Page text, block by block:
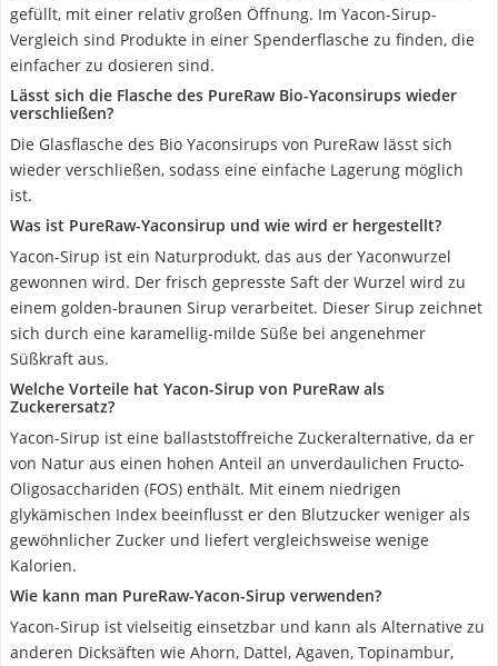
gefüllt, mit einer relativ großen Öffnung. Im Yacon-Sirup-
Vergleich sind Produkte in einer Spenderflasche zu finden, die
einfacher zu dosieren sind.
Lässt sich die Flasche des PureRaw Bio-Yaconsirups wieder
verschließen?
Die Glasflasche des Bio Yaconsirups von PureRaw lässt sich
wieder verschließen, sodass eine einfache Lagerung möglich
ist.
Was ist PureRaw-Yaconsirup und wie wird er hergestellt?
Yacon-Sirup ist ein Naturprodukt, das aus der Yaconwurzel
gewonnen wird. Der frisch gepresste Saft der Wurzel wird zu
einem golden-braunen Sirup verarbeitet. Dieser Sirup zeichnet
sich durch eine karamellig-milde Süße bei angenehmer
Süßkraft aus.
Welche Vorteile hat Yacon-Sirup von PureRaw als
Zuckerersatz?
Yacon-Sirup ist eine ballaststoffreiche Zuckeralternative, da er
von Natur aus einen hohen Anteil an unverdaulichen Fructo-
Oligosacchariden (FOS) enthält. Mit einem niedrigen
glykämischen Index beeinflusst er den Blutzucker weniger als
gewöhnlicher Zucker und liefert vergleichsweise wenige
Kalorien.
Wie kann man PureRaw-Yacon-Sirup verwenden?
Yacon-Sirup ist vielseitig einsetzbar und kann als Alternative zu
anderen Dicksäften wie Ahorn, Dattel, Agaven, Topinambur,